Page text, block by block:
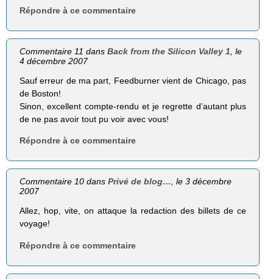
Répondre à ce commentaire
Commentaire 11 dansBack from the Silicon Valley 1 , le
4 décembre 2007
Sauf erreur de ma part, Feedburner vient de Chicago, pas
de Boston!
Sinon, excellent compte-rendu et je regrette d’autant plus
de ne pas avoir tout pu voir avec vous!
Répondre à ce commentaire
Commentaire 10 dansPrivé de blog…, le 3 décembre
2007
Allez, hop, vite, on attaque la redaction des billets de ce
voyage!
Répondre à ce commentaire